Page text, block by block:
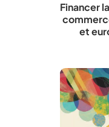
Financer
et